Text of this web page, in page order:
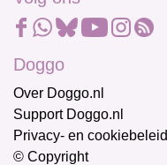
Doggo
Over Doggo.nl
Support Doggo.nl
Privacy- en cookiebeleid
© Copyright